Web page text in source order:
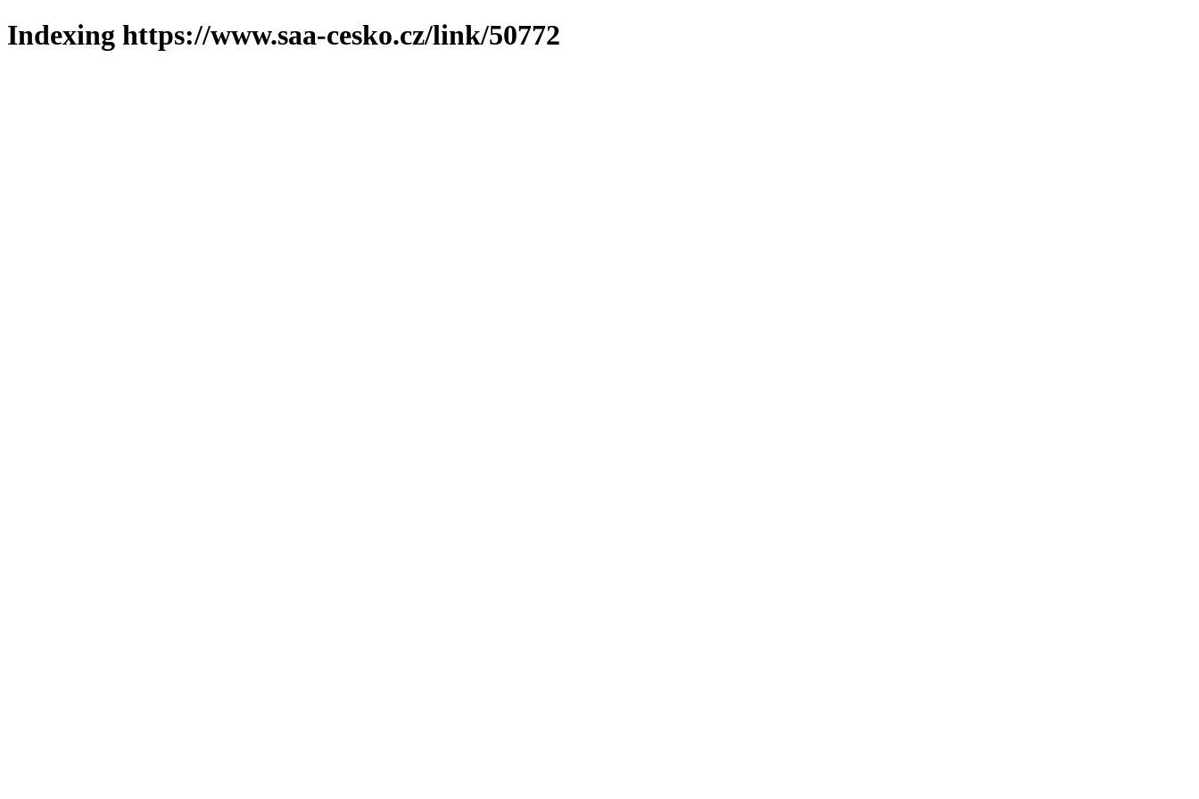
Indexing https://www.saa-cesko.cz/link/50772